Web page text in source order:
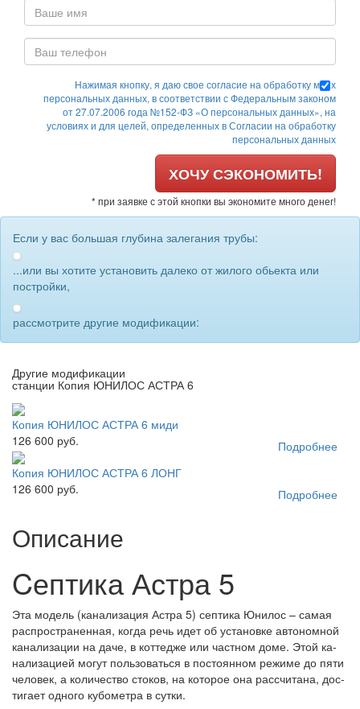
Нажимая кнопку, я даю свое согласие на обработку моих
персональных данных, в соответствии с Федеральным законом
от 27.07.2006 года №152-ФЗ «О персональных данных», на
условиях и для целей, определенных в Согласии на обработку
персональных данных
ХОЧУ СЭКОНОМИТЬ!
* при заявке с этой кнопки вы экономите много денег!
Если у вас большая глубина залегания трубы:
...или вы хотите установить далеко от жилого обьекта или
постройки,
рассмотрите другие модификации:
Другие модификации
станции Копия ЮНИЛОС АСТРА 6
Копия ЮНИЛОС АСТРА 6 миди
Подробнее
126 600 руб.
Копия ЮНИЛОС АСТРА 6 ЛОНГ
Подробнее
126 600 руб.
Описание
Cептика Астра 5
Эта мо­дель (ка­на­ли­за­ция Ас­тра 5) сеп­ти­ка Юни­лос – са­мая
рас­прос­тра­нен­ная, ког­да речь идет об ус­та­нов­ке ав­то­ном­ной
ка­на­ли­за­ции на да­че, в кот­тед­же или час­тном до­ме. Этой ка­
на­ли­за­ци­ей мо­гут поль­зо­вать­ся в пос­то­ян­ном ре­жи­ме до пя­ти
че­ло­век, а ко­ли­чес­тво сто­ков, на ко­то­рое она рас­счи­та­на, дос­
ти­га­ет од­но­го ку­бо­мет­ра в сут­ки.